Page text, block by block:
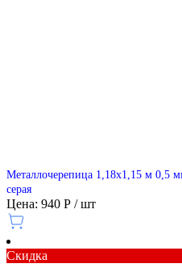
Металлочерепица 1,18х1,15 м 0,5
серая
Цена: 940 Р / шт
Скидка